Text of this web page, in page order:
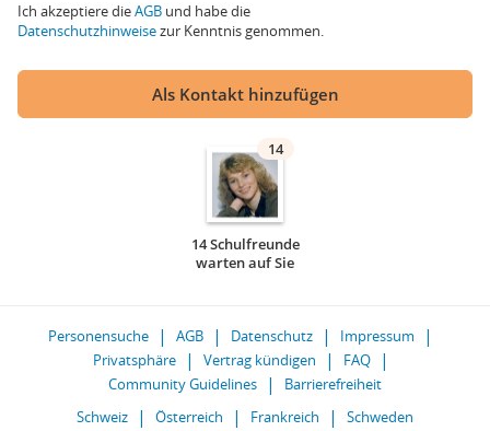
Ich akzeptiere dieAGB und habe die
Datenschutzhinweisezur Kenntnis genommen.
Als Kontakt hinzufügen
14
14 Schulfreunde
warten auf Sie
Personensuche AGB Datenschutz
Impressum
Privatsphäre
Vertrag kündigen
FAQ
Community Guidelines
Barrierefreiheit
Schweiz
Österreich Frankreich Schweden